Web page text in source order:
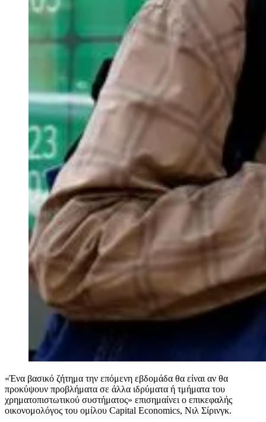
«Ένα βασικό ζήτημα την επόμενη εβδομάδα θα είναι αν θα
προκύψουν προβλήματα σε άλλα ιδρύματα ή τμήματα του
χρηματοπιστωτικού συστήματος» επισημαίνει ο επικεφαλής
οικονομολόγος του ομίλου Capital Economics, Νιλ Σίρινγκ.